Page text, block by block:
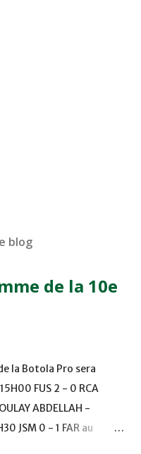
blog
de la 10e
la Botola Pro sera
FUS 2 - 0 RCA
ABDELLAH -
JSM 0 - 1 FAR au